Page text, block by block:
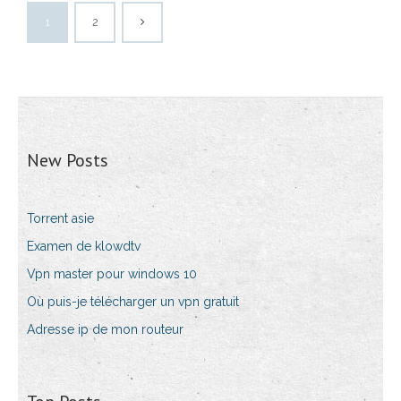
1 2
New Posts
Torrent asie
Examen de klowdtv
Vpn master pour windows 10
Où puis-je télécharger un vpn gratuit
Adresse ip de mon routeur